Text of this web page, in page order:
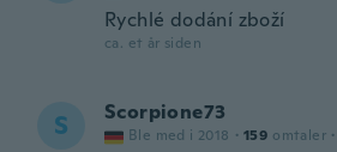
Rychlé dodání zboží
ca. et år siden
S Scorpione73
Ble med i 2018 · 159 omtaler ·